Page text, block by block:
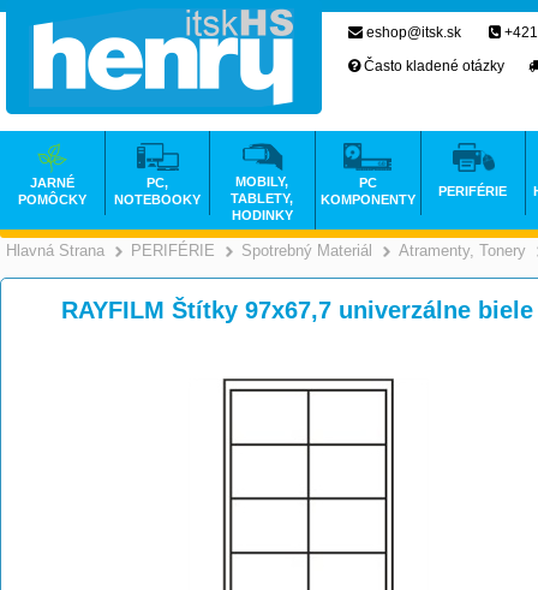
Hlavná Strana >
PERIFÉRIE >
Spotrebný Materiál >
Atramenty, Tonery
RAYFILM Štítky 97x67,7 univerzálne biele
eshop@itsk.sk
Často kladené otázky
JARNÉ
POMÔCKY
PC,
NOTEBOOKY
MOBILY,
TABLETY,
HODINKY
PC
KOMPONENTY
PERIFÉRIE